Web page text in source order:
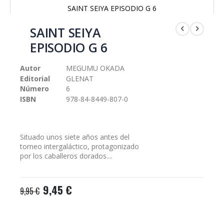
SAINT SEIYA EPISODIO G 6
comienzo
galería
imágenes
SAINT SEIYA
EPISODIO G 6
Autor
MEGUMU OKADA
Editorial
GLENAT
Número
6
ISBN
978-84-8449-807-0
Situado unos siete años antes del
torneo intergaláctico, protagonizado
por los caballeros dorados....
9,95 € 9,45 €